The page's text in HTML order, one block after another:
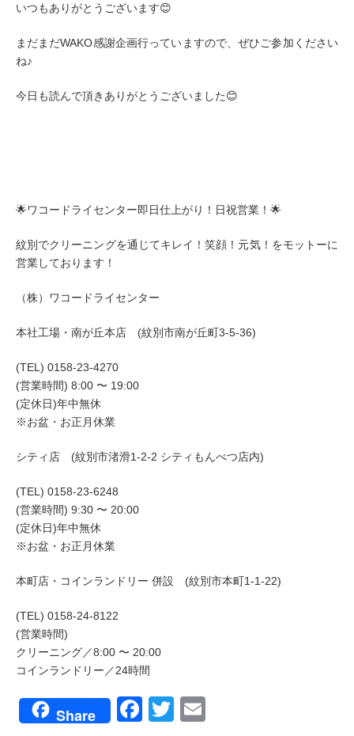
いつもありがとうございます😊
まだまだWAKO感謝企画行っていますので、ぜひご参加ください
ね♪
今日も読んで頂きありがとうございました😊
🌟ワコードライセンター即日仕上がり！日祝営業！🌟
紋別でクリーニングを通じてキレイ！笑顔！元気！をモットーに
営業しております！
（株）ワコードライセンター
本社工場・南が丘本店 (紋別市南が丘町3-5-36)
(TEL) 0158-23-4270
(営業時間) 8:00 〜 19:00
(定休日)年中無休
※お盆・お正月休業
シティ店 (紋別市渚滑1-2-2 シティもんべつ店内)
(TEL) 0158-23-6248
(営業時間) 9:30 〜 20:00
(定休日)年中無休
※お盆・お正月休業
本町店・コインランドリー 併設 (紋別市本町1-1-22)
(TEL) 0158-24-8122
(営業時間)
クリーニング／8:00 〜 20:00
コインランドリー／24時間
Share Facebook
Twitter